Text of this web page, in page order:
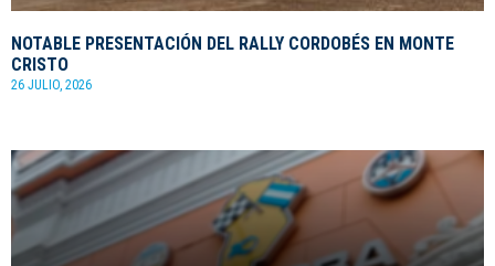
NOTABLE PRESENTACIÓN DEL RALLY CORDOBÉS EN MONTE
CRISTO
26 JULIO, 2026